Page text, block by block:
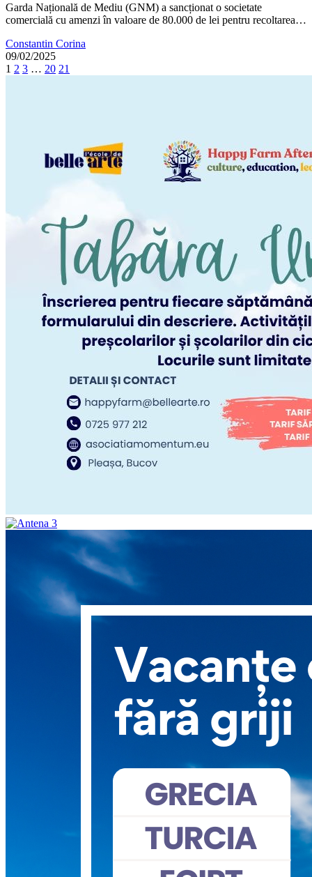
Garda Națională de Mediu (GNM) a sancționat o societate
comercială cu amenzi în valoare de 80.000 de lei pentru recoltarea…
Constantin Corina
09/02/2025
1 2 3 … 20 21